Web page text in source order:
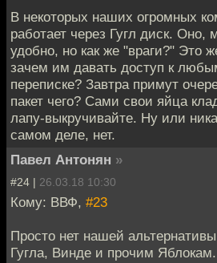
В некоторых наших огромных
работает через Гугл диск. Оно,
удобно, но как же "враги?" Это
зачем им давать доступ к
переписке? Завтра примут
пакет чего? Сами свои яйца
лапу-выкручивайте. Ну или
самом деле, нет.
Павел Антонян »
#24 | 26.03.18 10:30
Кому: ВВФ, #23
Просто нет нашей
Гугла, Винде и прочим Яблокам.